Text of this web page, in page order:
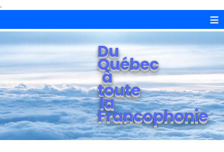
.
≡
Du
Québec
à
toute
la
Francophonie